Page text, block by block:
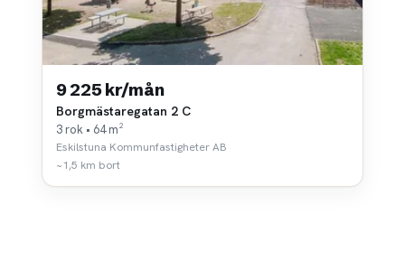
9 225 kr/mån
Borgmästaregatan 2 C
3 rok • 64 m²
Eskilstuna Kommunfastigheter AB
~1,5 km bort